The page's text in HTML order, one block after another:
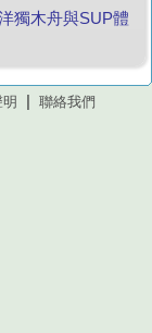
獨木舟與SUP體
聯絡我們